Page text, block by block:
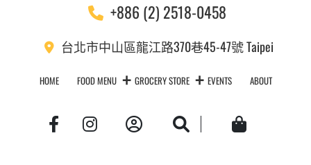
+886 (2) 2518-0458
台北市中山區龍江路370巷45-47號 Taipei
HOME FOOD MENU GROCERY STORE EVENTS ABOUT
Account Search Cart